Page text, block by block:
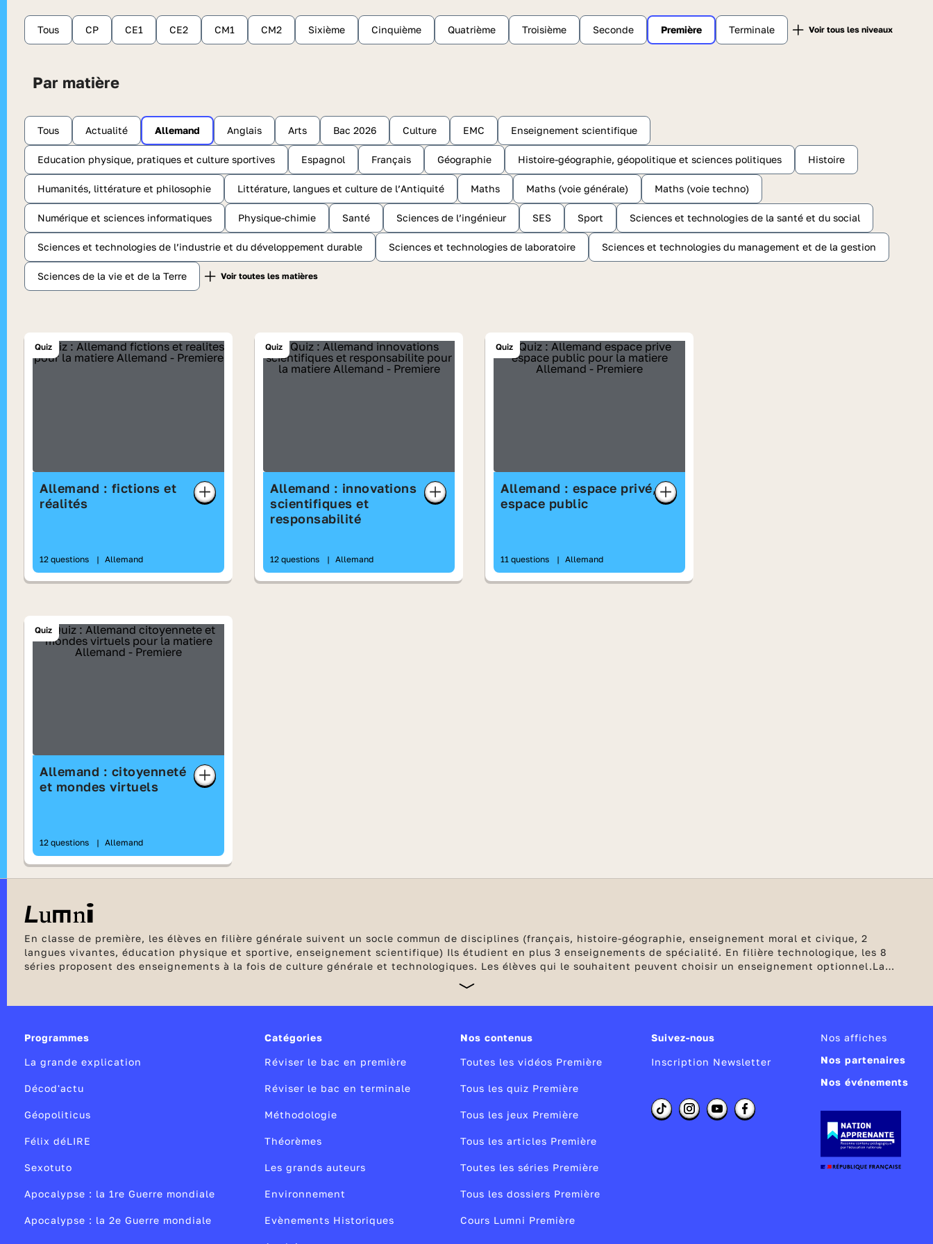
Tous CP CE1 CE2 CM1 CM2 Sixième Cinquième Quatrième Troisième Seconde Première Terminale
Par matière
Tous Actualité Allemand Anglais Arts Bac 2026 Culture EMC Enseignement scientifique
Education physique, pratiques et culture sportives Espagnol Français Géographie Histoire-géographie, géopolitique et sciences politiques Histoire
Humanités, littérature et philosophie Littérature, langues et culture de l’Antiquité Maths Maths (voie générale) Maths (voie techno)
Numérique et sciences informatiques Physique-chimie Santé Sciences de l’ingénieur SES Sport Sciences et technologies de la santé et du social
Sciences et technologies de l’industrie et du développement durable Sciences et technologies de laboratoire Sciences et technologies du management et de la gestion
Sciences de la vie et de la Terre
Quiz
Allemand : fictions et
réalités
12 questions | Allemand
Quiz
Allemand : innovations
scientifiques et
responsabilité
12 questions | Allemand
Quiz
Allemand : espace privé,
espace public
11 questions | Allemand
Quiz
Allemand : citoyenneté
et mondes virtuels
12 questions | Allemand
En classe de première, les élèves en filière générale suivent un socle commun de disciplines (français, histoire-géographie, enseignement moral et civique, 2
langues vivantes, éducation physique et sportive, enseignement scientifique) Ils étudient en plus 3 enseignements de spécialité. En filière technologique, les 8
séries proposent des enseignements à la fois de culture générale et technologiques. Les élèves qui le souhaitent peuvent choisir un enseignement optionnel.La
peuvent bénéficier de stages de remise à niveau ou de stages passerelles en cas de changement d'orientation.
Programmes
La grande explication
Décod'actu
Géopoliticus
Félix déLIRE
Sexotuto
Apocalypse : la 1re Guerre mondiale
Apocalypse : la 2e Guerre mondiale
Catégories
Réviser le bac en première
Réviser le bac en terminale
Méthodologie
Théorèmes
Les grands auteurs
Environnement
Evènements Historiques
Nos contenus
Toutes les vidéos Première
Tous les quiz Première
Tous les jeux Première
Tous les articles Première
Toutes les séries Première
Tous les dossiers Première
Cours Lumni Première
Suivez-nous
Inscription Newsletter
Nos affiches
Nos partenaires
Nos événements